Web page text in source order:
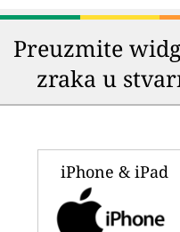
Preuzmite
zraka u
iPhone & iPad